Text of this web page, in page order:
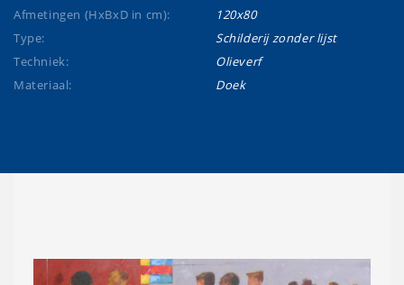
Afmetingen (HxBxD in cm):
120x80
Type:
Schilderij zonder lijst
Techniek:
Olieverf
Materiaal:
Doek